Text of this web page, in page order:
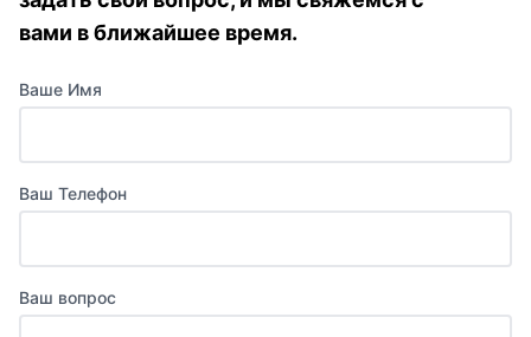
вами в ближайшее время.
Ваше Имя
Ваш Телефон
Ваш вопрос